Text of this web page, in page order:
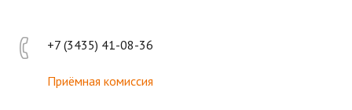
+7 (3435) 41-08-36
Приёмная комиссия